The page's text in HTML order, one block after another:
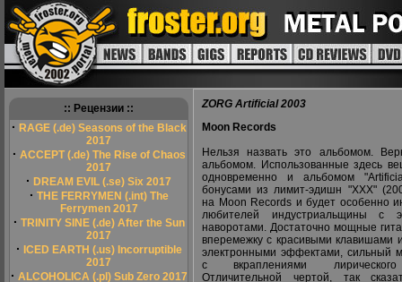
:: Рецензии ::
· RAGE (.de) Seasons of the Black
2017
· ACCEPT (.de) The Rise of Chaos
2017
· DREAM EVIL (.se) Six 2017
· THE FERRYMEN (.int) The
Ferrymen 2017
· TRINITY SINE (.de) After the Sun
2017
· ICED EARTH (.us) Incorruptible
2017
· ALCOHOLICA (.pl) Sub Zero 2017
ZORG Artificial 2003
Moon Records
Нельзя назвать это альбомом.
альбомом. Использованные здесь
одновременно и альбомом
бонусами из лимит-эдишн "ХХХ"
на Moon Records и будет особенно
любителей индустриальщины с
наворотами. Достаточно мощные
вперемежку с красивыми клавишами
электронными эффектами, сильный
с вкраплениями
Отличительной чертой, так